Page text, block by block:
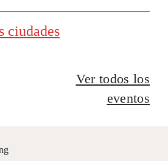
ciudades
Ver todos los
eventos